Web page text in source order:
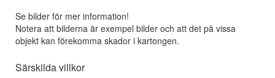
Se bilder för mer information!
Notera att bilderna är exempel bilder och att det på vissa
objekt kan förekomma skador i kartongen.
Särskilda villkor